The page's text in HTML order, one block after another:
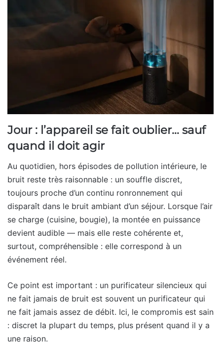
Jour : l’appareil se fait oublier… sauf
quand il doit agir
Au quotidien, hors épisodes de pollution intérieure, le
bruit reste très raisonnable : un souffle discret,
toujours proche d’un continu ronronnement qui
disparaît dans le bruit ambiant d’un séjour. Lorsque l’air
se charge (cuisine, bougie), la montée en puissance
devient audible — mais elle reste cohérente et,
surtout, compréhensible : elle correspond à un
événement réel.
Ce point est important : un purificateur silencieux qui
ne fait jamais de bruit est souvent un purificateur qui
ne fait jamais assez de débit. Ici, le compromis est sain
: discret la plupart du temps, plus présent quand il y a
une raison.